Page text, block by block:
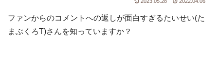
ファンからのコメントへの返しが面白すぎるたいせい(た
まぶくろT)さんを知っていますか？